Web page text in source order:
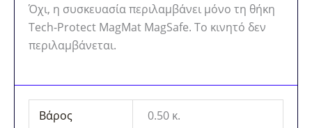
Όχι, η συσκευασία περιλαμβάνει μόνο τη θήκη
Tech-Protect MagMat MagSafe. Το κινητό δεν
περιλαμβάνεται.
Βάρος 0.50 κ.